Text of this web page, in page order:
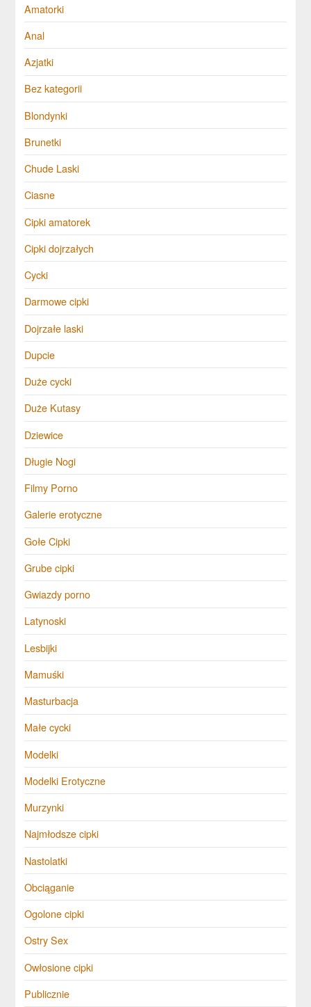
Amatorki
Anal
Azjatki
Bez kategorii
Blondynki
Brunetki
Chude Laski
Ciasne
Cipki amatorek
Cipki dojrzałych
Cycki
Darmowe cipki
Dojrzałe laski
Dupcie
Duże cycki
Duże Kutasy
Dziewice
Długie Nogi
Filmy Porno
Galerie erotyczne
Gołe Cipki
Grube cipki
Gwiazdy porno
Latynoski
Lesbijki
Mamuśki
Masturbacja
Małe cycki
Modelki
Modelki Erotyczne
Murzynki
Najmłodsze cipki
Nastolatki
Obciąganie
Ogolone cipki
Ostry Sex
Owłosione cipki
Publicznie